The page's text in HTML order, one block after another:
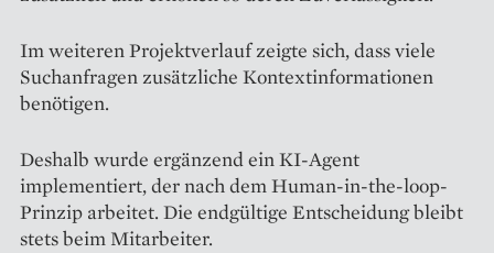
Im weiteren Projektverlauf zeigte sich, dass viele
Suchanfragen zusätzliche Kontextinformationen
benötigen.
Deshalb wurde ergänzend ein KI-Agent
implementiert, der nach dem Human-in-the-loop-
Prinzip arbeitet. Die endgültige Entscheidung bleibt
stets beim Mitarbeiter.